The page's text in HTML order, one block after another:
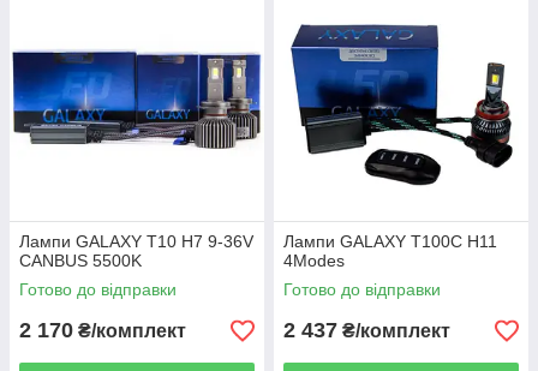
Лампи GALAXY T10 H7 9-36V
CANBUS 5500K
Готово до відправки
2 170 ₴/комплект
Лампи GALAXY T100С H11
4Modes
Готово до відправки
2 437 ₴/комплект